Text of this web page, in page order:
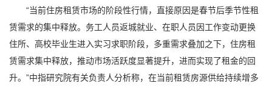
“当前住房租赁市场的阶段性行情，直接原因是春节后季节性租
赁需求的集中释放。务工人员返城就业、在职人员因工作变动更换
住所、高校毕业生进入实习求职阶段，多重需求叠加之下，住房租
赁需求集中释放，推动市场活跃度显著提升，进而实现了租金的回
升。”中指研究院有关负责人分析称，在当前租赁房源供给持续增多